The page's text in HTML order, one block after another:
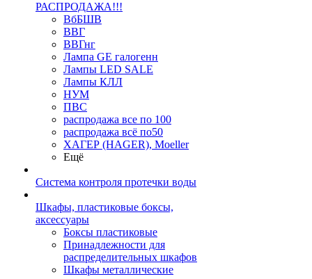
РАСПРОДАЖА!!!
ВбБШВ
ВВГ
ВВГнг
Лампа GE галогенн
Лампы LED SALE
Лампы КЛЛ
НУМ
ПВС
распродажа все по 100
распродажа всё по50
ХАГЕР (HAGER), Moeller
Ещё
Система контроля протечки воды
Шкафы, пластиковые боксы,
аксессуары
Боксы пластиковые
Принадлежности для
распределительных шкафов
Шкафы металлические